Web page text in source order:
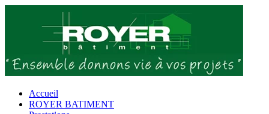
Accueil
ROYER BATIMENT